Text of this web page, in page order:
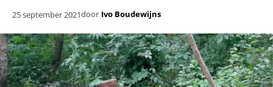
25 september 2021door Ivo Boudewijns